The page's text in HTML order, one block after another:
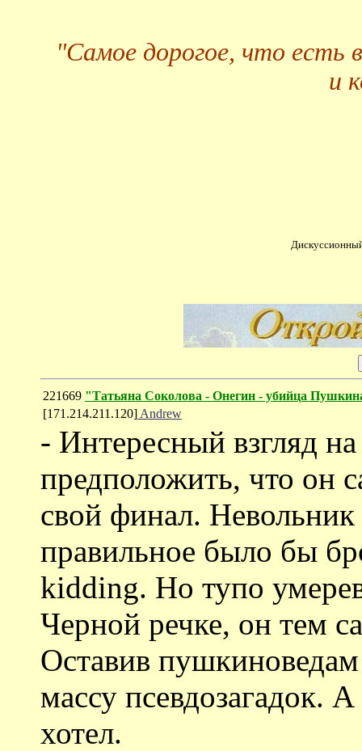
"Самое дорогое, что есть
и
221669 "Татьяна Соколова - Онегин - убийца
[171.214.211.120] Andrew
- Интересный взгляд
предположить, что он
свой финал.
правильное было бы
kidding. Но тупо
Черной речке, он тем
Оставив
массу псевдозагадок.
хотел.